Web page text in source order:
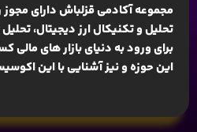
مجموعه آکادمی قزلباش دارای
تحلیل و تکنیکال ارز دیجیتال،
برای ورود به دنیای بازار های
این حوزه و نیز آشنایی با این